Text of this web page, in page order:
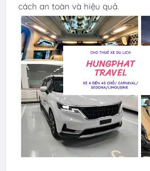
cách an toàn và hiệu quả.